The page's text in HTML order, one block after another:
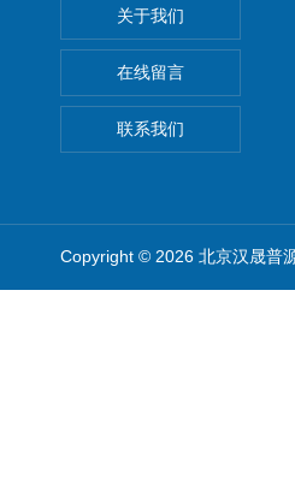
关于我们
在线留言
联系我们
Copyright © 2026 北京汉晟普